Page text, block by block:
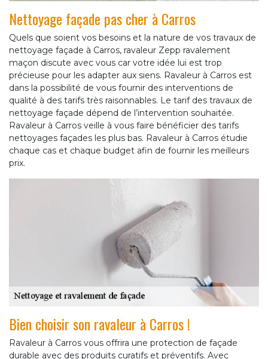
Nettoyage façade pas cher à Carros
Quels que soient vos besoins et la nature de vos travaux de
nettoyage façade à Carros, ravaleur Zepp ravalement
maçon discute avec vous car votre idée lui est trop
précieuse pour les adapter aux siens. Ravaleur à Carros est
dans la possibilité de vous fournir des interventions de
qualité à des tarifs très raisonnables. Le tarif des travaux de
nettoyage façade dépend de l’intervention souhaitée.
Ravaleur à Carros veille à vous faire bénéficier des tarifs
nettoyages façades les plus bas. Ravaleur à Carros étudie
chaque cas et chaque budget afin de fournir les meilleurs
prix.
Bien choisir son ravaleur à Carros !
Ravaleur à Carros vous offrira une protection de façade
durable avec des produits curatifs et préventifs. Avec